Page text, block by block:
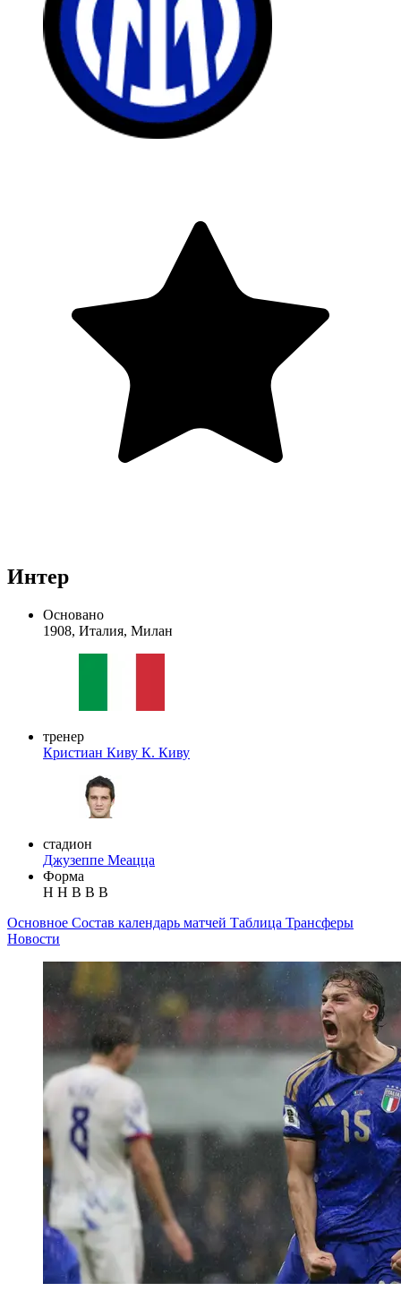
Интер
Основано
1908, Италия, Милан
тренер
Кристиан Киву К. Киву
стадион
Джузеппе Меацца
Форма
Н Н В В В
Основное Состав календарь матчей Таблица Трансферы
Новости